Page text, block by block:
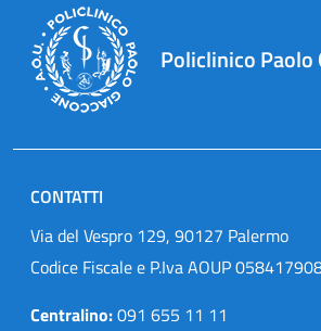
Policlinico Paolo
CONTATTI
Via del Vespro 129, 90127 Palermo
Codice Fiscale e P.Iva AOUP
Centralino:091 655 11 11